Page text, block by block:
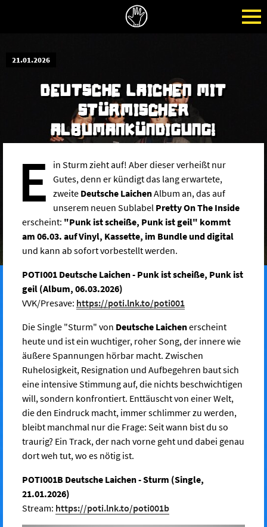
21.01.2026
DEUTSCHE LAICHEN MIT
STÜRMISCHER
ALBUMANKÜNDIGUNG!
E
in Sturm zieht auf! Aber dieser verheißt nur
Gutes, denn er kündigt das lang erwartete,
zweite Deutsche LaichenAlbum an, das auf
unserem neuen Sublabel Pretty On The Inside
erscheint: "Punk ist scheiße, Punk ist geil" kommt
am 06.03. auf Vinyl, Kassette, im Bundle und digital
und kann ab sofort vorbestellt werden.
POTI001 Deutsche Laichen - Punk ist scheiße, Punk ist
geil (Album, 06.03.2026)
VVK/Presave: https://poti.lnk.to/poti001
Die Single "Sturm" von Deutsche Laichenerscheint
heute und ist ein wuchtiger, roher Song, der innere wie
äußere Spannungen hörbar macht. Zwischen
Ruhelosigkeit, Resignation und Aufbegehren baut sich
eine intensive Stimmung auf, die nichts beschwichtigen
will, sondern konfrontiert. Enttäuscht von einer Welt,
die den Eindruck macht, immer schlimmer zu werden,
bleibt manchmal nur die Frage: Seit wann bist du so
traurig? Ein Track, der nach vorne geht und dabei genau
dort weh tut, wo es nötig ist.
POTI001B Deutsche Laichen - Sturm (Single,
21.01.2026)
Stream: https://poti.lnk.to/poti001b